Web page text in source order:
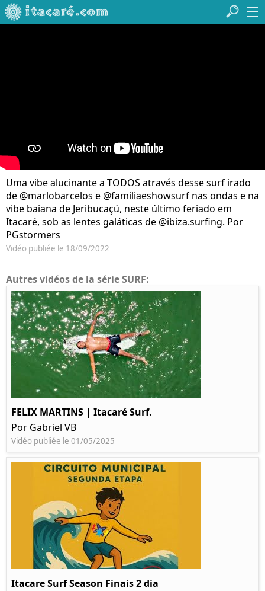
Uma vibe alucinante a TODOS através desse surf irado
de @marlobarcelos e @familiaeshowsurf nas ondas e na
vibe baiana de Jeribucaçú, neste último feriado em
Itacaré, sob as lentes galáticas de @ibiza.surfing. Por
PGstormers
Vidéo publiée le 18/09/2022
Autres vidéos de la série SURF:
FELIX MARTINS | Itacaré Surf.
Por Gabriel VB
Vidéo publiée le 01/05/2025
Itacare Surf Season Finais 2 dia